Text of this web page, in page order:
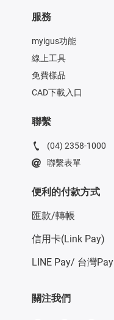
服務
myigus功能
線上工具
免費樣品
CAD下載入口
聯繫
(04) 2358-1000
聯繫表單
便利的付款方式
匯款/轉帳
信用卡(Link Pay)
LINE Pay/ 台灣Pay
關注我們